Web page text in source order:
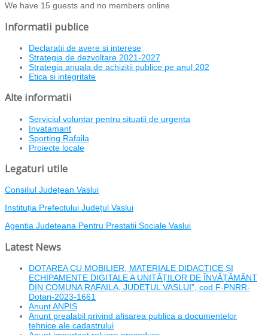
We have 15 guests and no members online
Informatii publice
Declaratii de avere si interese
Strategia de dezvoltare 2021-2027
Strategia anuala de achizitii publice pe anul 202
Etica si integritate
Alte informatii
Serviciul voluntar pentru situatii de urgenta
Invatamant
Sporting Rafaila
Proiecte locale
Legaturi utile
Consiliul Județean Vaslui
Instituția Prefectului Județul Vaslui
Agentia Judeteana Pentru Prestatii Sociale Vaslui
Latest News
DOTAREA CU MOBILIER, MATERIALE DIDACTICE ȘI
ECHIPAMENTE DIGITALE A UNITĂȚILOR DE ÎNVĂȚĂMÂNT
DIN COMUNA RAFAILA, JUDEȚUL VASLUI”, cod F-PNRR-
Dotari-2023-1661
Anunt ANPIS
Anunt prealabil privind afisarea publica a documentelor
tehnice ale cadastrului